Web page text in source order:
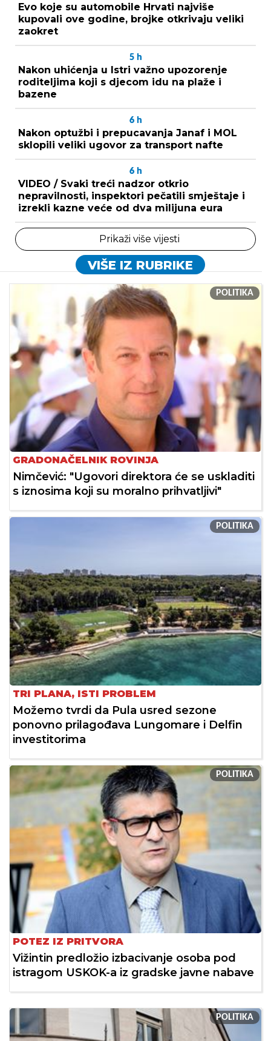
Evo koje su automobile Hrvati najviše
kupovali ove godine, brojke otkrivaju veliki
zaokret
5 h
Nakon uhićenja u Istri važno upozorenje
roditeljima koji s djecom idu na plaže i
bazene
6 h
Nakon optužbi i prepucavanja Janaf i MOL
sklopili veliki ugovor za transport nafte
6 h
VIDEO / Svaki treći nadzor otkrio
nepravilnosti, inspektori pečatili smještaje i
izrekli kazne veće od dva milijuna eura
Prikaži više vijesti
VIŠE IZ RUBRIKE
POLITIKA
GRADONAČELNIK ROVINJA
Nimčević: "Ugovori direktora će se uskladiti
s iznosima koji su moralno prihvatljivi"
POLITIKA
TRI PLANA, ISTI PROBLEM
Možemo tvrdi da Pula usred sezone
ponovno prilagođava Lungomare i Delfin
investitorima
POLITIKA
POTEZ IZ PRITVORA
Vižintin predložio izbacivanje osoba pod
istragom USKOK-a iz gradske javne nabave
POLITIKA